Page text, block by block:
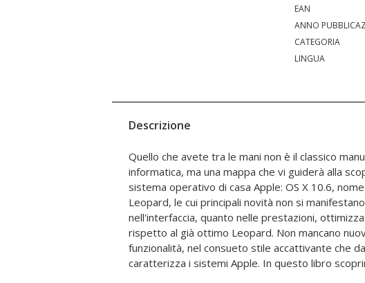
EAN
ANNO
CATEGORIA
LINGUA
Descrizione
Quello che avete tra le mani non è il classico
informatica, ma una mappa che vi guiderà alla
sistema operativo di casa Apple: OS X 10.6, nome in codice Snow
Leopard, le cui principali novità non si
nell'interfaccia, quanto nelle prestazioni,
rispetto al già ottimo Leopard. Non mancano nuove
funzionalità, nel consueto stile accattivante che
caratterizza i sistemi Apple. In questo libro
perché passare a Snow Leopard, e imparerete ad
lettura adatta sia agli utenti Mac che vogliono capire OS
agli utenti Windows che stanno considerando il passaggio al
sistema di Cupertino. Inoltre, per i lettori più curiosi o
sono presenti parti dedicate all'utilizzo del
rete. Tutto in un linguaggio semplice e chiaro, scritto da chi